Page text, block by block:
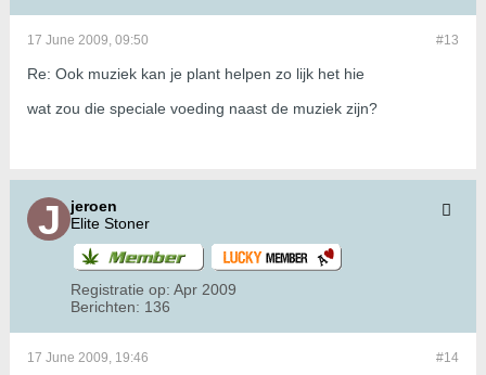
#13
17 June 2009, 09:50
Re: Ook muziek kan je plant helpen zo lijk het hie
wat zou die speciale voeding naast de muziek zijn?
jeroen
Elite Stoner
Registratie op: Apr 2009
Berichten: 136
#14
17 June 2009, 19:46